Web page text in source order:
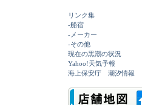
リンク集
-船宿
-メーカー
-その他
現在の黒潮の状況
Yahoo!天気予報
海上保安庁 潮汐情報